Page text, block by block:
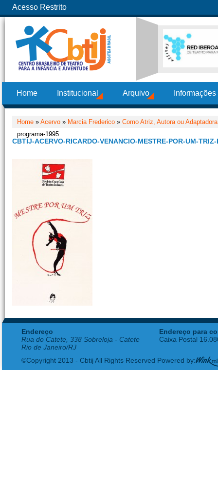
Acesso Restrito
Home Institucional Arquivo
Home » Acervo » Marcia Frederico » Como Atriz, Autora ou Adaptadora
programa-1995
CBTIJ-ACERVO-RICARDO-VENANCIO-MESTRE-POR-UM-
Endereço
Rua do Catete, 338 Sobreloja - Catete
Rio de Janeiro/RJ
Endereço para
Caixa Postal
©Copyright 2013 - Cbtij All Rights Reserved Powered by: